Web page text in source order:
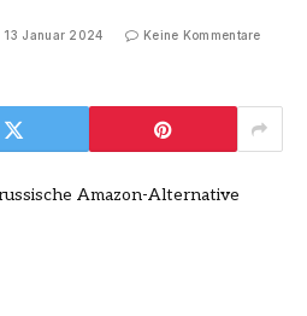
13 Januar 2024 Keine Kommentare